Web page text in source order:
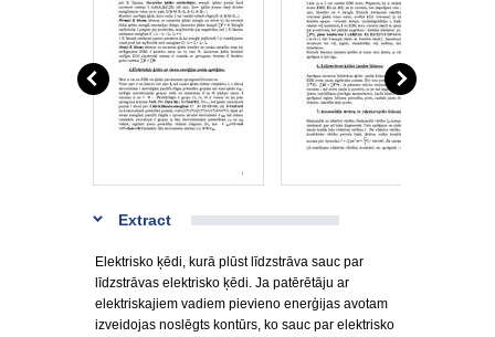
Extract
Elektrisko ķēdi, kurā plūst līdzstrāva sauc par
līdzstrāvas elektrisko ķēdi. Ja patērētāju ar
elektriskajiem vadiem pievieno enerģijas avotam
izveidojas noslēgts kontūrs, ko sauc par elektrisko